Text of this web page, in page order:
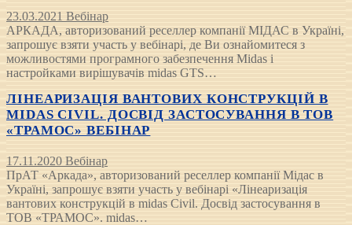
23.03.2021 Вебінар
АРКАДА, авторизований реселлер компанії МІДАС в Україні,
запрошує взяти участь у вебінарі, де Ви ознайомитеся з
можливостями програмного забезпечення Midas і
настройками вирішувачів midas GTS…
ЛІНЕАРИЗАЦІЯ ВАНТОВИХ КОНСТРУКЦІЙ В
MIDAS CIVIL. ДОСВІД ЗАСТОСУВАННЯ В ТОВ
«ТРАМОС» ВЕБІНАР
17.11.2020 Вебінар
ПрАТ «Аркада», авторизований реселлер компанії Мідас в
Україні, запрошує взяти участь у вебінарі «Лінеаризація
вантових конструкцій в midas Civil. Досвід застосування в
ТОВ «ТРАМОС». midas…